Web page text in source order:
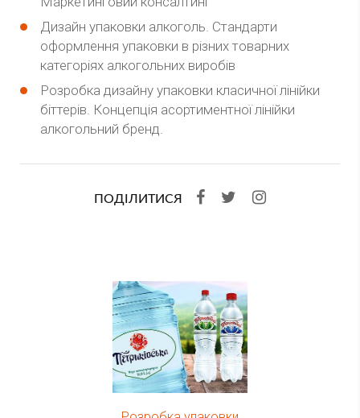
Дизайн упаковки алкоголь. Стандарти
оформлення упаковки в різних товарних
категоріях алкогольних виробів
Розробка дизайну упаковки класичної лінійки
біттерів. Концепція асортиментної лінійки
алкогольний бренд.
ПОДІЛИТИСЯ